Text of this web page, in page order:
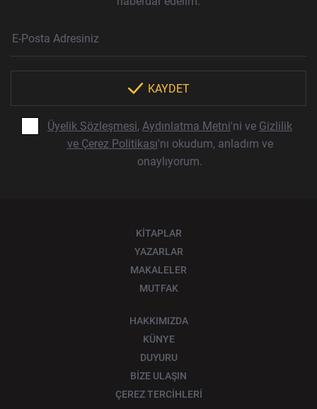
Haber Bülteni Aboneliği
KAYDET
Üyelik Sözleşmesi, Aydınlatma Metni'ni ve Gizlilik
ve Çerez Politikası'nı okudum, anladım ve
onaylıyorum.
KİTAPLAR
YAZARLAR
MAKALELER
MUTFAK
HAKKIMIZDA
KÜNYE
DUYURU
BİZE ULAŞIN
ÇEREZ TERCİHLERİ